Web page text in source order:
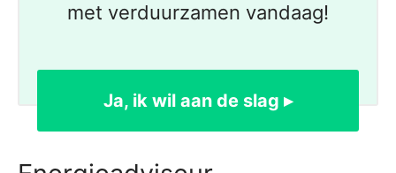
met verduurzamen vandaag!
Ja, ik wil aan de slag ▸